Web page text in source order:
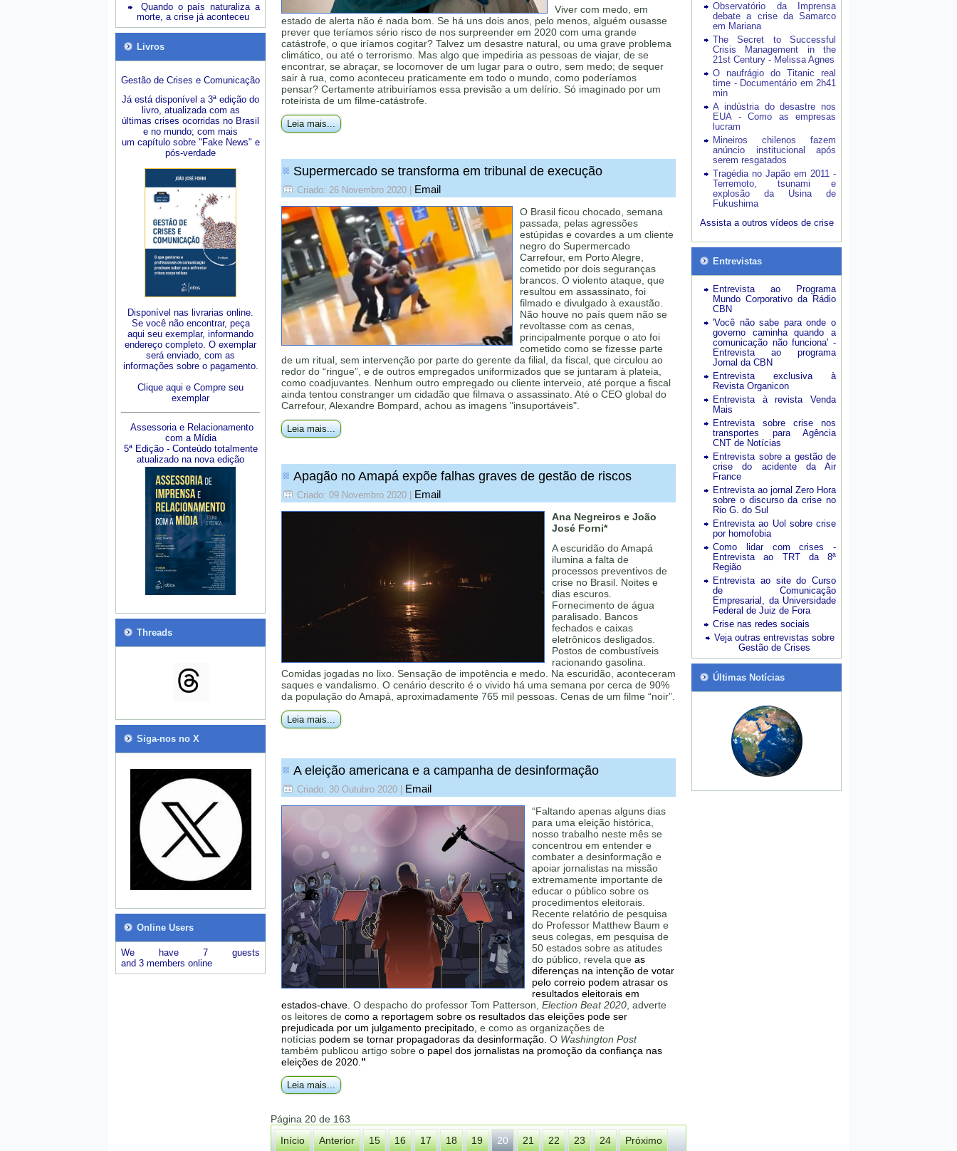
Quando o país naturaliza a
morte, a crise já aconteceu
Livros
Gestão de Crises e Comunicação
Já está disponível a 3ª edição do
livro, atualizada com as
últimas crises ocorridas no Brasil
e no mundo; com mais
um capítulo sobre "Fake News" e
pós-verdade
Disponível nas livrarias online.
Se você não encontrar, peça
aqui seu exemplar, informando
endereço completo. O exemplar
será enviado, com as
informações sobre o pagamento.
Clique aqui e Compre seu
exemplar
Assessoria e Relacionamento
com a Mídia
5ª Edição - Conteúdo totalmente
atualizado na nova edição
Threads
Siga-nos no X
Online Users
We have 7 guests
and 3 members online
Viver com medo, em
estado de alerta não é nada bom. Se há uns dois anos, pelo menos, alguém ousasse
prever que teríamos sério risco de nos surpreender em 2020 com uma grande
catástrofe, o que iríamos cogitar? Talvez um desastre natural, ou uma grave problema
climático, ou até o terrorismo. Mas algo que impediria as pessoas de viajar, de se
encontrar, se abraçar, se locomover de um lugar para o outro, sem medo; de sequer
sair à rua, como aconteceu praticamente em todo o mundo, como poderíamos
pensar? Certamente atribuiríamos essa previsão a um delírio. Só imaginado por um
roteirista de um filme-catástrofe.
Leia mais...
Supermercado se transforma em tribunal de execução
Criado: 26 Novembro 2020 Email
O Brasil ficou chocado, semana
passada, pelas agressões
estúpidas e covardes a um cliente
negro do Supermercado
Carrefour, em Porto Alegre,
cometido por dois seguranças
brancos. O violento ataque, que
resultou em assassinato, foi
filmado e divulgado à exaustão.
Não houve no país quem não se
revoltasse com as cenas,
principalmente porque o ato foi
cometido como se fizesse parte
de um ritual, sem intervenção por parte do gerente da filial, da fiscal, que circulou ao
redor do “ringue”, e de outros empregados uniformizados que se juntaram à plateia,
como coadjuvantes. Nenhum outro empregado ou cliente interveio, até porque a fiscal
ainda tentou constranger um cidadão que filmava o assassinato. Até o CEO global do
Carrefour, Alexandre Bompard, achou as imagens "insuportáveis".
Leia mais...
Apagão no Amapá expõe falhas graves de gestão de riscos
Criado: 09 Novembro 2020 Email
Ana Negreiros e João
José Forni*
A escuridão do Amapá
ilumina a falta de
processos preventivos de
crise no Brasil. Noites e
dias escuros.
Fornecimento de água
paralisado. Bancos
fechados e caixas
eletrônicos desligados.
Postos de combustíveis
racionando gasolina.
Comidas jogadas no lixo. Sensação de impotência e medo. Na escuridão, aconteceram
saques e vandalismo. O cenário descrito é o vivido há uma semana por cerca de 90%
da população do Amapá, aproximadamente 765 mil pessoas. Cenas de um filme “noir”.
Leia mais...
A eleição americana e a campanha de desinformação
Criado: 30 Outubro 2020 Email
“Faltando apenas alguns dias
para uma eleição histórica,
nosso trabalho neste mês se
concentrou em entender e
combater a desinformação e
apoiar jornalistas na missão
extremamente importante de
educar o público sobre os
procedimentos eleitorais.
Recente relatório de pesquisa
do Professor Matthew Baum e
seus colegas, em pesquisa de
50 estados sobre as atitudes
do público, revela que as
diferenças na intenção de votar
pelo correio podem atrasar os
resultados eleitorais em
estados-chave. O despacho do professor Tom Patterson, Election Beat 2020 , adverte
os leitores de como a reportagem sobre os resultados das eleições pode ser
prejudicada por um julgamento precipitado, e como as organizações de
notícias podem se tornar propagadoras da desinformação. O Washington Post
também publicou artigo sobre o papel dos jornalistas na promoção da confiança nas
eleições de 2020. ”
Leia mais...
Página 20 de 163
Início
Anterior 15 16 17 18 19 20 21 22 23 24 Próximo
Observatório da Imprensa
debate a crise da Samarco
em Mariana
The Secret to Successful
Crisis Management in the
21st Century - Melissa Agnes
O naufrágio do Titanic real
time - Documentário em 2h41
min
A indústria do desastre nos
EUA - Como as empresas
lucram
Mineiros chilenos fazem
anúncio institucional após
serem resgatados
Tragédia no Japão em 2011 -
Terremoto, tsunami e
explosão da Usina de
Fukushima
Assista a outros vídeos de crise
Entrevistas
Entrevista ao Programa
Mundo Corporativo da Rádio
CBN
'Você não sabe para onde o
governo caminha quando a
comunicação não funciona' -
Entrevista ao programa
Jornal da CBN
Entrevista exclusiva à
Revista Organicon
Entrevista à revista Venda
Mais
Entrevista sobre crise nos
transportes para Agência
CNT de Notícias
Entrevista sobre a gestão de
crise do acidente da Air
France
Entrevista ao jornal Zero Hora
sobre o discurso da crise no
Rio G. do Sul
Entrevista ao Uol sobre crise
por homofobia
Como lidar com crises -
Entrevista ao TRT da 8ª
Região
Entrevista ao site do Curso
de Comunicação
Empresarial, da Universidade
Federal de Juiz de Fora
Crise nas redes sociais
Veja outras entrevistas sobre
Gestão de Crises
Últimas Notícias